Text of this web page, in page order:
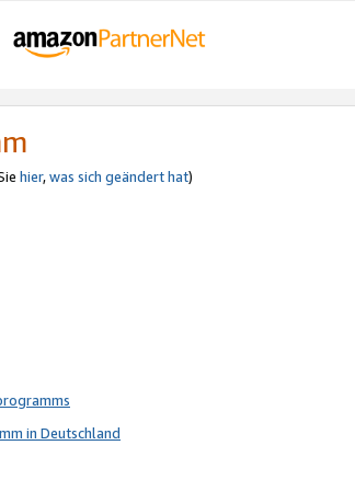
hier,was sich geändert hat)
in Deutschland